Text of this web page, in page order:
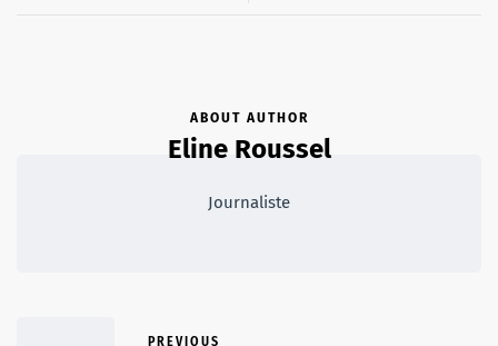
ABOUT AUTHOR
Eline Roussel
Journaliste
PREVIOUS